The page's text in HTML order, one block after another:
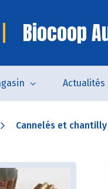
Biocoop
Actualités
Cannelés et